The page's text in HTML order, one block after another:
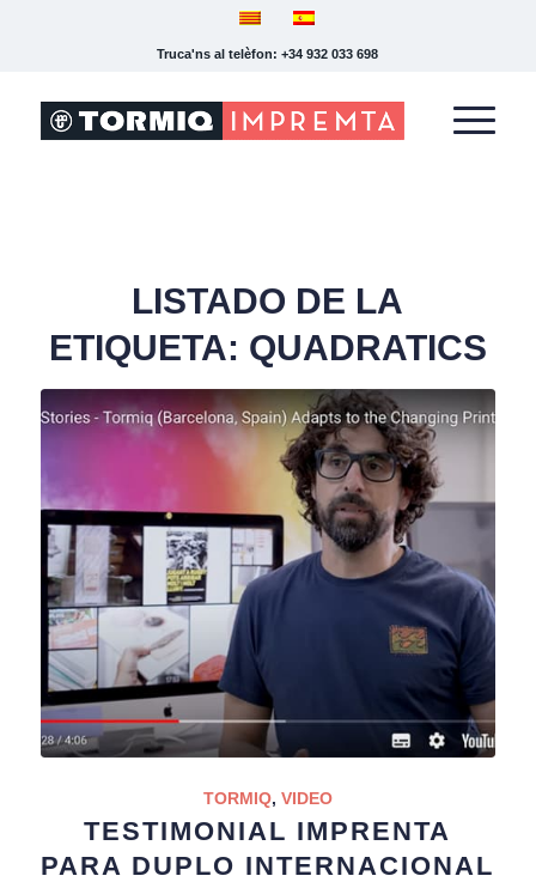
Truca'ns al telèfon: +34 932 033 698
LISTADO DE LA
ETIQUETA: QUADRATICS
TORMIQ, VIDEO
TESTIMONIAL IMPRENTA
PARA DUPLO INTERNACIONAL